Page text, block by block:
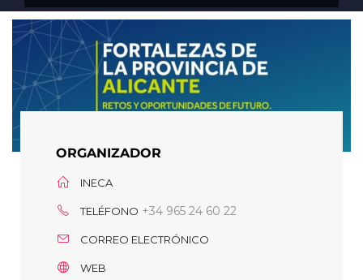
ORGANIZADOR
INECA
TELÉFONO +34 965 24 60 22
CORREO ELECTRÓNICO
WEB